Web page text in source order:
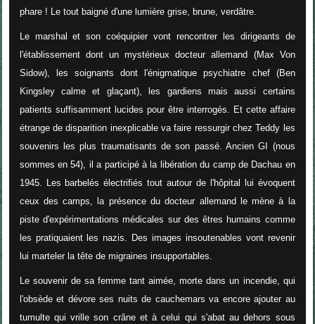
phare ! Le tout baigné d'une lumière grise, brune, verdâtre.
Le marshal et son coéquipier vont rencontrer les dirigeants de
l'établissement dont un mystérieux docteur allemand (Max Von
Sidow), les soignants dont l'énigmatique psychiatre chef (Ben
Kingsley calme et glaçant), les gardiens mais aussi certains
patients suffisamment lucides pour être interrogés. Et cette affaire
étrange de disparition inexplicable va faire ressurgir chez Teddy les
souvenirs les plus traumatisants de son passé. Ancien GI (nous
sommes en 54), il a participé à la libération du camp de Dachau en
1945. Les barbelés électrifiés tout autour de l'hôpital lui évoquent
ceux des camps, la présence du docteur allemand le mène à la
piste d'expérimentations médicales sur des êtres humains comme
les pratiquaient les nazis. Des images insoutenables vont revenir
lui marteler la tête de migraines insupportables.
Le souvenir de sa femme tant aimée, morte dans un incendie, qui
l'obsède et dévore ses nuits de cauchemars va encore ajouter au
tumulte qui vrille son crâne et à celui qui s'abat au dehors sous